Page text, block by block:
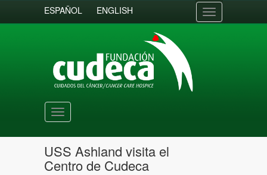
ESPAÑOL ENGLISH
Toggle
navigation
Toggle
navigation
USS Ashland visita el
Centro de Cudeca